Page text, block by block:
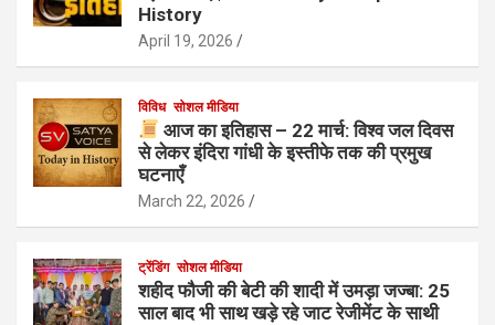
History
April 19, 2026
विविध सोशल मीडिया
आज का इतिहास – 22 मार्च: विश्व जल दिवस
से लेकर इंदिरा गांधी के इस्तीफे तक की प्रमुख
घटनाएँ
March 22, 2026
ट्रेंडिंग सोशल मीडिया
शहीद फौजी की बेटी की शादी में उमड़ा जज्बा: 25
साल बाद भी साथ खड़े रहे जाट रेजीमेंट के साथी